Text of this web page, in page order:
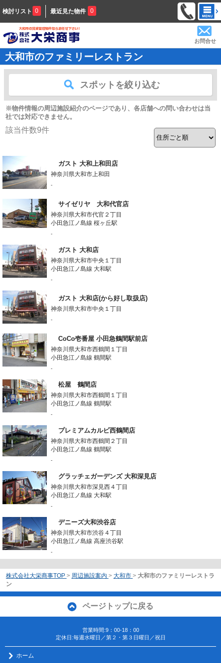
検討リスト 0 最近見た物件 0
お問合せ
大和市のファミリーレストラン
スポットを絞り込む
※物件情報の周辺施設紹介のページであり、各店舗への問い合わせは当
社では対応できません。
該当件数9件
ガスト 大和上和田店
神奈川県大和市上和田
-
サイゼリヤ 大和代官店
神奈川県大和市代官２丁目
小田急江ノ島線 桜ヶ丘駅
-
ガスト 大和店
神奈川県大和市中央１丁目
小田急江ノ島線 大和駅
-
ガスト 大和店(から好し取扱店)
神奈川県大和市中央１丁目
-
CoCo壱番屋 小田急鶴間駅前店
神奈川県大和市西鶴間１丁目
小田急江ノ島線 鶴間駅
-
松屋 鶴間店
神奈川県大和市西鶴間１丁目
小田急江ノ島線 鶴間駅
-
プレミアムカルビ西鶴間店
神奈川県大和市西鶴間２丁目
小田急江ノ島線 鶴間駅
-
グラッチェガーデンズ 大和深見店
神奈川県大和市深見西４丁目
小田急江ノ島線 大和駅
-
デニーズ大和渋谷店
神奈川県大和市渋谷４丁目
小田急江ノ島線 高座渋谷駅
-
株式会社大栄商事TOP > 周辺施設案内 > 大和市 > 大和市のファミリーレストラ
ン
ページトップに戻る
営業時間:9：00-18：00
定休日:毎週水曜日／第２・第３日曜日／祝日
ホーム